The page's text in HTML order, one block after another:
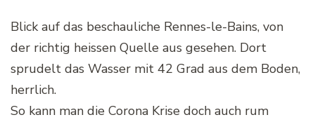
Blick auf das beschauliche Rennes-le-Bains, von
der richtig heissen Quelle aus gesehen. Dort
sprudelt das Wasser mit 42 Grad aus dem Boden,
herrlich.
So kann man die Corona Krise doch auch rum